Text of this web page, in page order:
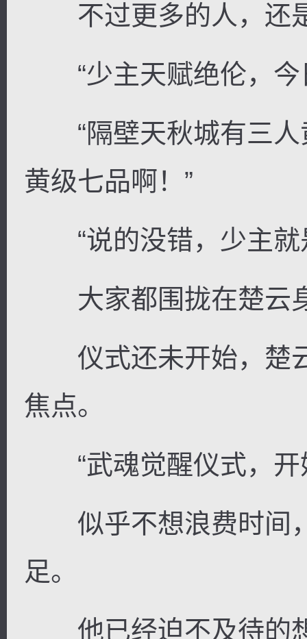
不过更多的人，还
“少主天赋绝伦，今
“隔壁天秋城有三人
黄级七品啊！”
“说的没错，少主就
大家都围拢在楚云
仪式还未开始，楚
焦点。
“武魂觉醒仪式，开
似乎不想浪费时间
足。
他已经迫不及待的